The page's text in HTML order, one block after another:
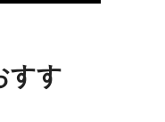
すす